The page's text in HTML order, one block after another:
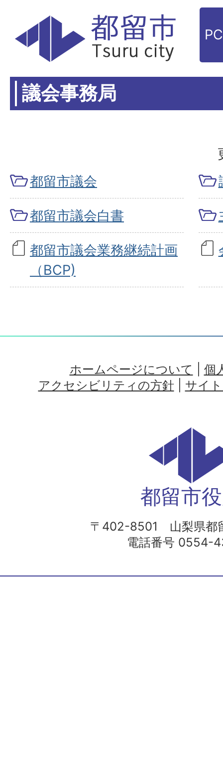
議会事務局
都留市議会
都留市議会白書
都留市議会業務継続計画
（BCP)
ホームページについて
個
アクセシビリティの方針| サイ
都留市
〒402-8501 山梨県都
電話番号 0554-